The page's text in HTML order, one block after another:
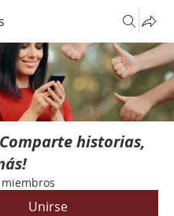
Comparte historias,
Unirse